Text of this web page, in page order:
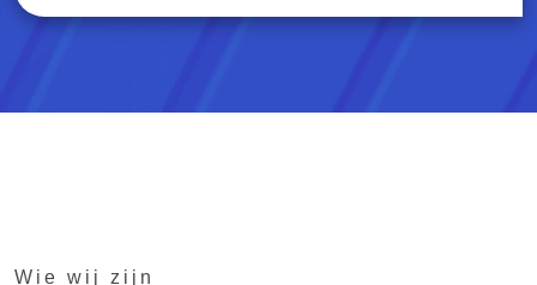
Wie wij zijn